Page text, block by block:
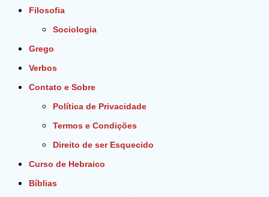
Filosofia
Sociologia
Grego
Verbos
Contato e Sobre
Política de Privacidade
Termos e Condições
Direito de ser Esquecido
Curso de Hebraico
Bíblias